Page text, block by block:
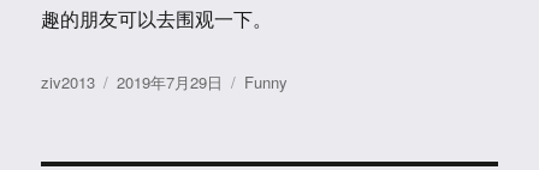
趣的朋友可以去围观一下。
作
ziv2013
发
2019年7月29日
分
Funny